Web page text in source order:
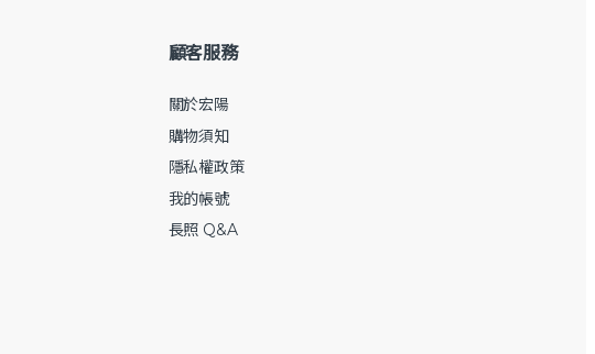
顧客服務
關於宏陽
購物須知
隱私權政策
我的帳號
長照 Q&A